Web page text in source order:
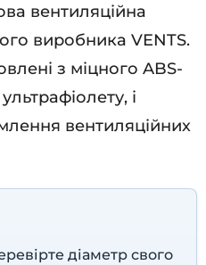
вентиляційна
виробника VENTS.
з міцного ABS-
і
вентиляційних
діаметр свого